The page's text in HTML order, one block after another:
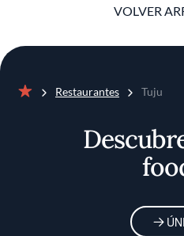
VOLVER
Restaurantes Tuju